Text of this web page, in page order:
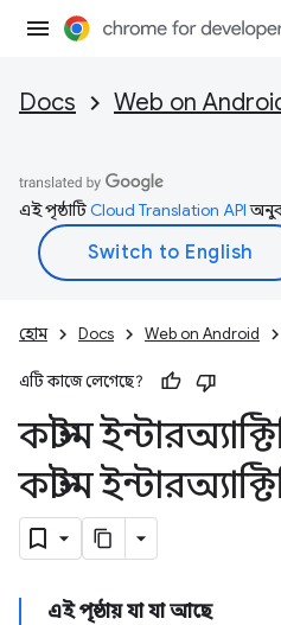
Docs Web on
এই পৃষ্ঠাটিCloud Translation API
হোম Docs Web on Android
এটি কাজে লেগেছে?
কাস্টম
কাস্টম
এই পৃষ্ঠায় যা যা আছে